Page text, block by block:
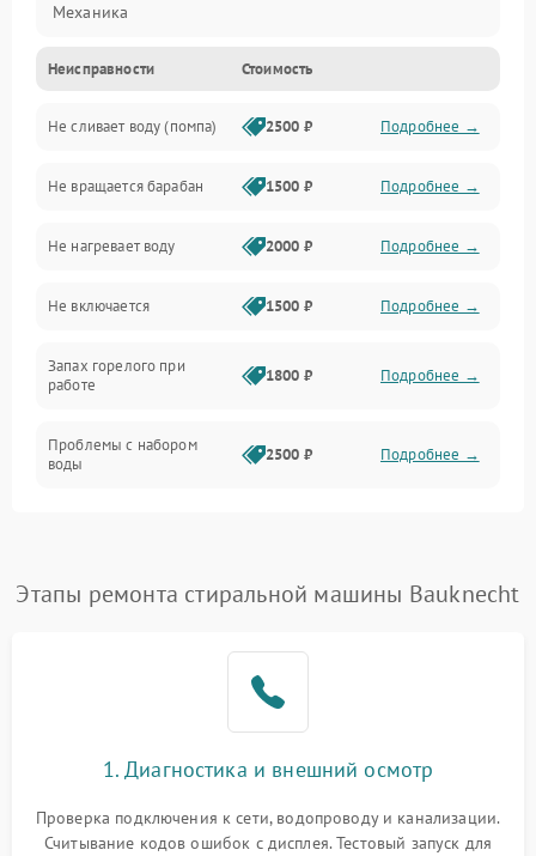
Механика
Электропитание
Водоснабжение
Слив
Программное обеспечение
Неисправности Стоимость
Не сливает воду (помпа) 2500 ₽ Подробнее →
Не вращается барабан 1500 ₽ Подробнее →
Не нагревает воду 2000 ₽ Подробнее →
Не включается 1500 ₽ Подробнее →
Запах горелого при
работе
1800 ₽ Подробнее →
Проблемы с набором
воды
2500 ₽ Подробнее →
2200 ₽ Подробнее →
Этапы ремонта стиральной машины Bauknecht
1. Диагностика и внешний осмотр
Проверка подключения к сети, водопроводу и канализации.
Считывание кодов ошибок с дисплея. Тестовый запуск для